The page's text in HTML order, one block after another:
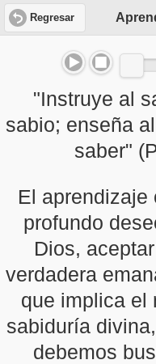
Regresar
"Instruye al
sabio; enseña
saber"
El aprendizaje
profundo
Dios,
verdadera
que implica el
sabiduría
debemos